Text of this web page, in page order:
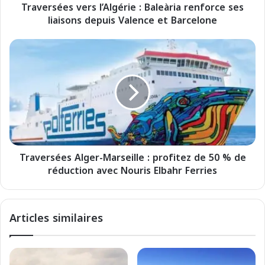
r
A
l
é
r
B
l
à
r
Traversées vers l’Algérie : Baleària renforce ses
liaisons depuis Valence et Barcelone
T
e
é
e
g
r
-
a
Traversées Alger-Marseille : profitez de 50 % de
réduction avec Nouris Elbahr Ferries
Articles similaires